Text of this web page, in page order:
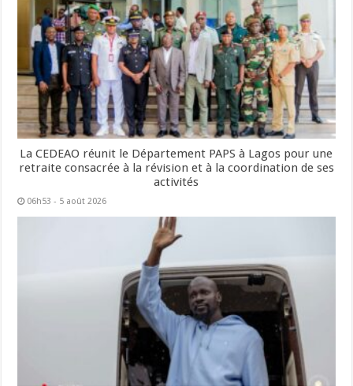
La CEDEAO réunit le Département PAPS à Lagos pour une
retraite consacrée à la révision et à la coordination de ses
activités
06h53 - 5 août 2026